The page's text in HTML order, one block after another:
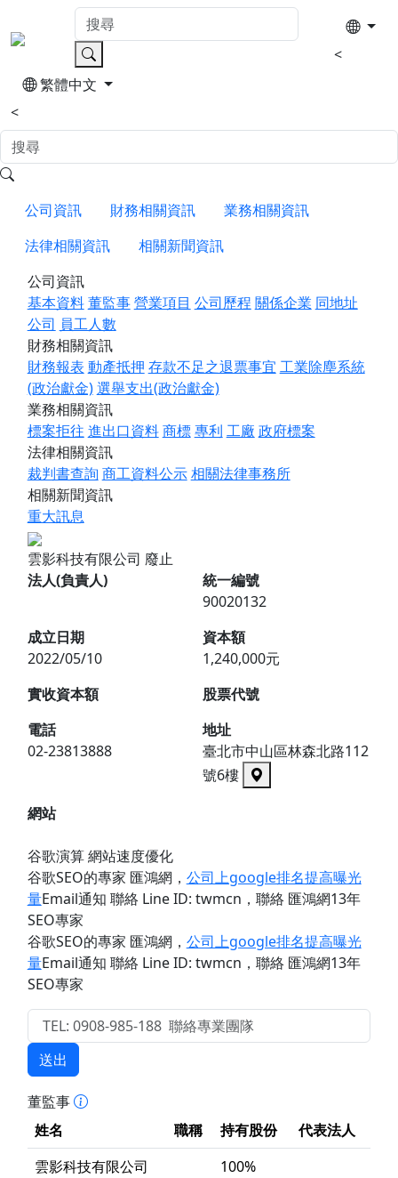
<
繁體中文
<
公司資訊 財務相關資訊
業務相關資訊
法律相關資訊
相關新聞資訊
公司資訊
基本資料董監事營業項目 公司歷程 關係企業 同地址
公司 員工人數
財務相關資訊
財務報表 動產抵押 存款不足之退票事宜 工業除塵系統
(政治獻金)選舉支出(政治獻金)
業務相關資訊
標案拒往 進出口資料商標專利 工廠 政府標案
法律相關資訊
裁判書查詢 商工資料公示相關法律事務所
相關新聞資訊
重大訊息
雲影科技有限公司 廢止
法人(負責人)
統一編號
90020132
成立日期
2022/05/10
資本額
1,240,000元
實收資本額
股票代號
電話
02-23813888
地址
臺北市中山區林森北路112
號6樓
網站
谷歌演算 網站速度優化
谷歌SEO的專家 匯鴻網 ， 公司上google排名提高曝光
量Email通知 聯絡 Line ID: twmcn ，聯絡 匯鴻網13年
SEO專家
谷歌SEO的專家 匯鴻網 ， 公司上google排名提高曝光
量Email通知 聯絡 Line ID: twmcn ，聯絡 匯鴻網13年
SEO專家
送出
董監事
姓名
職稱 持有股份
代表法人
雲影科技有限公司
100%